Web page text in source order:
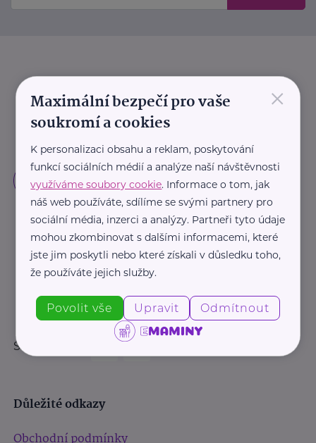
Sledujte nás:
Důležité odkazy
Obchodní podmínky
×
Maximální bezpečí pro vaše
soukromí a cookies
K personalizaci obsahu a reklam, poskytování
funkcí sociálních médií a analýze naší návštěvnosti
využíváme soubory cookie. Informace o tom, jak
náš web používáte, sdílíme se svými partnery pro
sociální média, inzerci a analýzy. Partneři tyto údaje
mohou zkombinovat s dalšími informacemi, které
jste jim poskytli nebo které získali v důsledku toho,
že používáte jejich služby.
Povolit vše Upravit Odmítnout